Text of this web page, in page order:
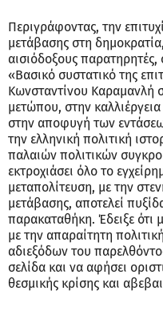
Περιγράφοντας, την
μετάβασης στη
αισιόδοξους
«Βασικό συστατικό της
Κωνσταντίνου Καραμανλή
μετώπου, στην
στην αποφυγή των
την ελληνική πολιτική
παλαιών πολιτικών
εκτροχιάσει όλο το
μεταπολίτευση, με την
μετάβασης, αποτελεί
παρακαταθήκη. Έδειξε ότι
με την απαραίτητη
αδιεξόδων του
σελίδα και να αφήσει
θεσμικής κρίσης και